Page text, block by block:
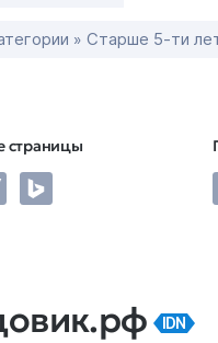
» Старше 5-ти
страницы
IDN